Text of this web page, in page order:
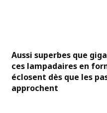
Aussi superbes que
ces lampadaires en
éclosent dès que les
approchent